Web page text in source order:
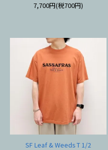
7,700円(税700円)
SF Leaf & Weeds T 1/2